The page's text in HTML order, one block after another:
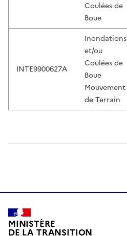
Coulées de
Boue
INTE9900627A
Inondations
et/ou
Coulées de
Boue
Mouvement
de Terrain
MINISTÈRE
DE LA TRANSITION